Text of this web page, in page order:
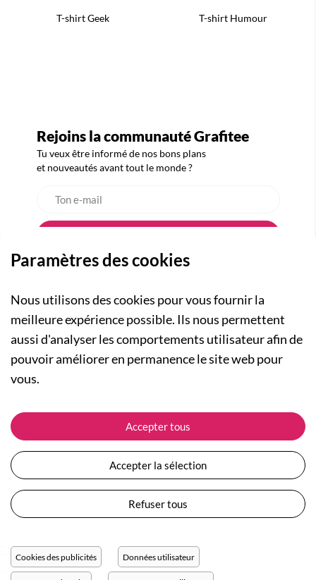
T-shirt Geek T-shirt Humour
Rejoins la communauté Grafitee
Tu veux être informé de nos bons plans
et nouveautés avant tout le monde ?
A PROPOS
Qui sommes-nous ?
Actualités
Nos engagements
Plan du site
Devenir revendeur
NOS RUBRIQUES
Collection Femme
Collection Enfants
Les Totebags
Nos différents thèmes
ASSISTANCE
Suivre ma commande
Expédition et livraison
Retour et remboursement
Moyens de paiement
Questions / Réponses
Conditions générales de vente
Protection des données personnelles
Réglage des cookies
Paramètres des cookies
Nous utilisons des cookies pour vous fournir la
meilleure expérience possible. Ils nous permettent
aussi d'analyser les comportements utilisateur afin de
pouvoir améliorer en permanence le site web pour
vous.
Accepter tous
Accepter la sélection
Refuser tous
Cookies des publicités Données utilisateur